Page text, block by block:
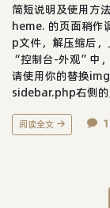
简短说明及使用方
heme. 的页面稍作
p文件，解压缩后
“控制台-外观”中
请使用你的替换
sidebar.php右侧
阅读全文